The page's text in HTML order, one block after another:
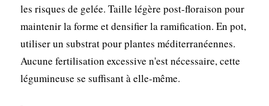
les risques de gelée. Taille légère post-floraison pour
maintenir la forme et densifier la ramification. En pot,
utiliser un substrat pour plantes méditerranéennes.
Aucune fertilisation excessive n'est nécessaire, cette
légumineuse se suffisant à elle-même.